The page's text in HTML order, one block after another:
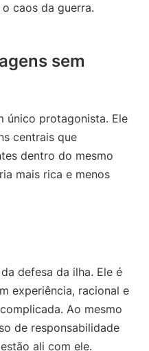
caos da guerra.
sem
único protagonista. Ele
centrais que
dentro do mesmo
mais rica e menos
defesa da ilha. Ele é
experiência, racional e
Ao mesmo
de responsabilidade
ali com ele.